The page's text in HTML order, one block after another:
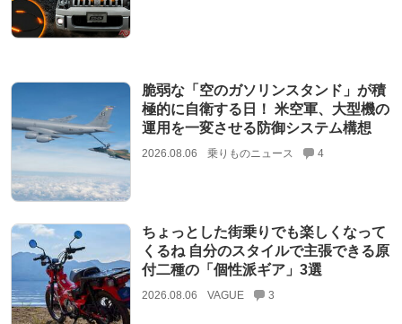
脆弱な「空のガソリンスタンド」が積
極的に自衛する日！ 米空軍、大型機の
運用を一変させる防御システム構想
2026.08.06 乗りものニュース 4
ちょっとした街乗りでも楽しくなって
くるね 自分のスタイルで主張できる原
付二種の「個性派ギア」3選
2026.08.06 VAGUE 3